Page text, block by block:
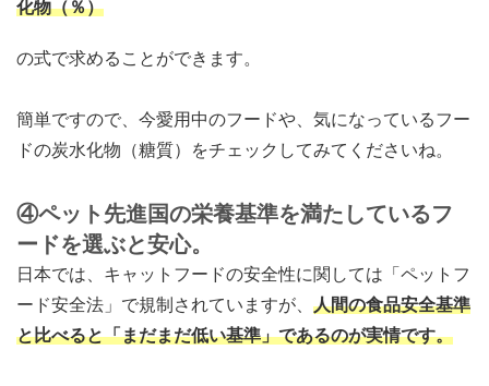
化物（％）
の式で求めることができます。
簡単ですので、今愛用中のフードや、気になっているフー
ドの炭水化物（糖質）をチェックしてみてくださいね。
④ペット先進国の栄養基準を満たしているフ
ードを選ぶと安心。
日本では、キャットフードの安全性に関しては「ペットフ
ード安全法」で規制されていますが、 人間の食品安全基準
と比べると「まだまだ低い基準」であるのが実情です。